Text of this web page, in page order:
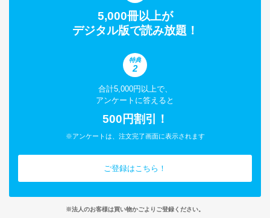
5,000冊以上が
デジタル版で読み放題！
特典
2
合計5,000円以上で、
アンケートに答えると
500円割引！
※アンケートは、注文完了画面に表示されます
ご登録はこちら！
※法人のお客様は買い物かごよりご登録ください。